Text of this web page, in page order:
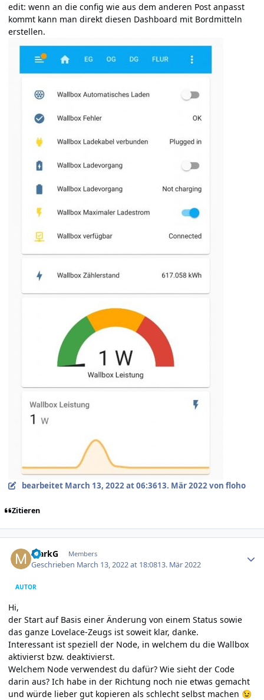
edit: wenn an die config wie aus dem anderen Post anpasst
kommt kann man direkt diesen Dashboard mit Bordmitteln
erstellen.
bearbeitet March 13, 2022 at 06:3613. Mär 2022von floho
Zitieren
MarkG Members
Geschrieben March 13, 2022 at 18:0813. Mär 2022
AUTOR
Hi,
der Start auf Basis einer Änderung von einem Status sowie
das ganze Lovelace-Zeugs ist soweit klar, danke.
Interessant ist speziell der Node, in welchem du die Wallbox
aktivierst bzw. deaktivierst.
Welchem Node verwendest du dafür? Wie sieht der Code
darin aus? Ich habe in der Richtung noch nie etwas gemacht
und würde lieber gut kopieren als schlecht selbst machen 😉